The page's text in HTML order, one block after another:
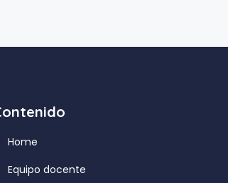
Home
Equipo docente